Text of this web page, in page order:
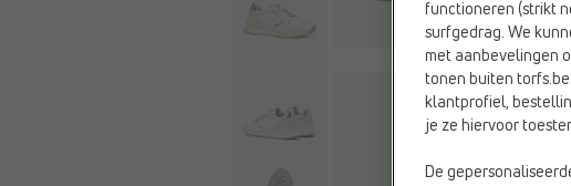
functioneren (strikt
surfgedrag. We
met aanbevelingen
tonen buiten
klantprofiel,
je ze hiervoor
De